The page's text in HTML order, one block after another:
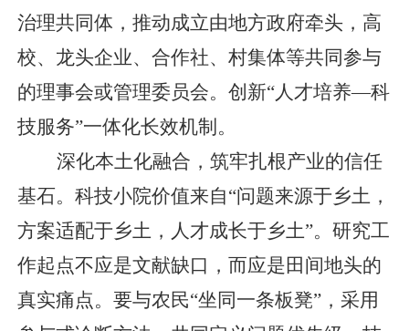
治理共同体，推动成立由地方政府牵头，高
校、龙头企业、合作社、村集体等共同参与
的理事会或管理委员会。创新“人才培养—科
技服务”一体化长效机制。
深化本土化融合，筑牢扎根产业的信任
基石。科技小院价值来自“问题来源于乡土，
方案适配于乡土，人才成长于乡土”。研究工
作起点不应是文献缺口，而应是田间地头的
真实痛点。要与农民“坐同一条板凳”，采用